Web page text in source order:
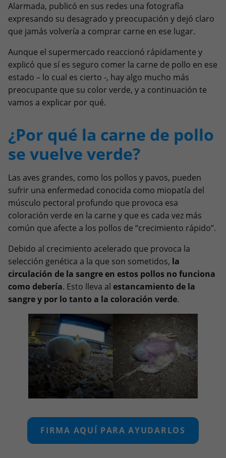
Alarmada, publicó en sus redes una fotografía
expresando su desagrado y preocupación y dejó claro
que jamás volvería a comprar carne en ese lugar.
Aunque el supermercado reaccionó rápidamente y
explicó que sí es seguro comer la carne de pollo en ese
estado – lo cual es cierto -, hay algo mucho más
preocupante que su color verde, y a continuación te
vamos a explicar por qué.
¿Por qué la carne de pollo
se vuelve verde?
Las aves grandes, como los pollos y pavos, pueden
sufrir una enfermedad conocida como miopatía del
músculo pectoral profundo que provoca esa
coloración verde en la carne y que es cada vez más
común que afecte a los pollos de “crecimiento rápido”.
Debido al crecimiento acelerado que provoca la
selección genética a la que son sometidos, la
circulación de la sangre en estos pollos no funciona
como debería. Esto lleva al estancamiento de la
sangre y por lo tanto a la coloración verde.
FIRMA AQUÍ PARA AYUDARLOS